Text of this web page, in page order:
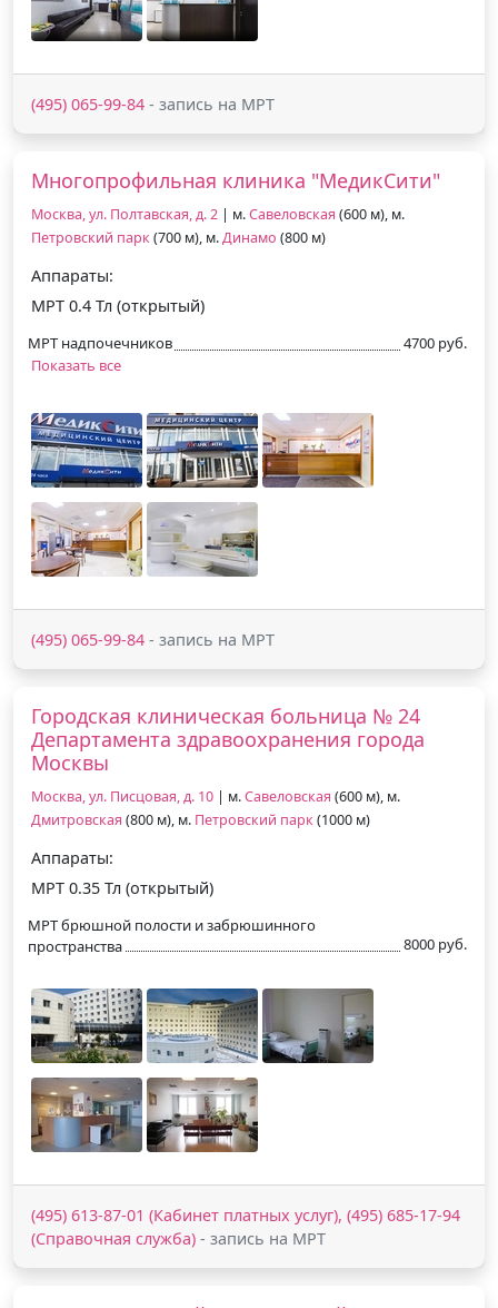
(495) 065-99-84 - запись на МРТ
Многопрофильная клиника "МедикСити"
Москва, ул. Полтавская, д. 2 | м.Савеловская (600 м), м.
Петровский парк(700 м), м.Динамо (800 м)
Аппараты:
МРТ 0.4 Тл (открытый)
МРТ надпочечников
4700 руб.
Показать все
(495) 065-99-84 - запись на МРТ
Городская клиническая больница № 24
Департамента здравоохранения города
Москвы
Москва, ул. Писцовая, д. 10 | м.Савеловская (600 м), м.
Дмитровская (800 м), м. Петровский парк(1000 м)
Аппараты:
МРТ 0.35 Тл (открытый)
МРТ брюшной полости и забрюшинного
пространства
8000 руб.
(495) 613-87-01 (Кабинет платных услуг), (495) 685-17-94
(Справочная служба) - запись на МРТ